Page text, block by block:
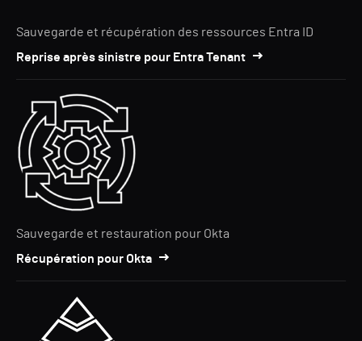
Sauvegarde et récupération des ressources Entra ID
Reprise après sinistre pour Entra Tenant
Sauvegarde et restauration pour Okta
Récupération pour Okta